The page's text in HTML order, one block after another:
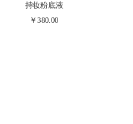
持妆粉底液
￥380.00